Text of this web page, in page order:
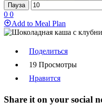
Пауза
0 0
Add to Meal Plan
Поделиться
19 Просмотры
Нравится
Share it on your social